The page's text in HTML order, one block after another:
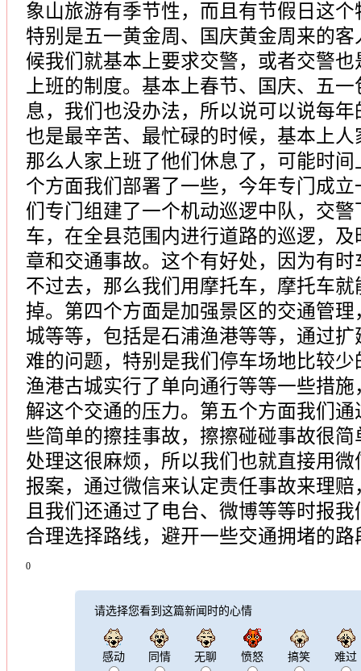
象山旅游有季节性，而且有节假日这
特别是五一黄金周、国庆黄金周来的
候我们就基本上要求交警，或者交警
上班的制度。基本上春节、国庆、五
息，我们也没办法，所以说可以说每
也是最辛苦、最忙碌的时候，基本上
那么人家上班了他们休息了，可能时
个方面我们部署了一些，今年专门成
们专门组建了一个机动巡逻中队，交
车，在全县范围内进行道路的巡逻，
章和交通事故。这个有好处，因为有
不过去，那么我们用摩托车，摩托车
掉。第四个方面是加强景区的交通管
城等等，包括是石浦渔港等等，通过
难的问题，特别是我们停车场地比较
渔港古城实行了单向通行等等一些措
解这个交通的压力。第五个方面我们
些简单的擦挂事故，擦擦碰碰事故很
处理这很麻烦，所以我们也就直接用
报案，通过微信来认定责任事故来理
且我们还通过了电台、微博等等时报
合理选择路线，避开一些交通拥堵的路
0
请选择您看到这篇新闻时的心情
感动 同情 无聊 愤怒 搞笑 难过